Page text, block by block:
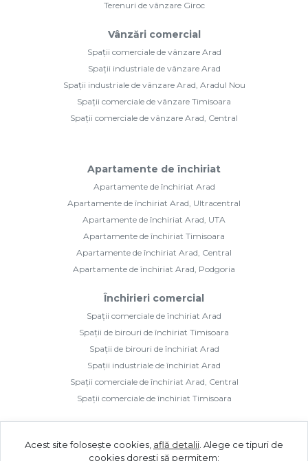
Terenuri de vânzare Giroc
Vânzări comercial
Spații comerciale de vânzare Arad
Spații industriale de vânzare Arad
Spații industriale de vânzare Arad, Aradul Nou
Spații comerciale de vânzare Timisoara
Spații comerciale de vânzare Arad, Central
Apartamente de închiriat
Apartamente de închiriat Arad
Apartamente de închiriat Arad, Ultracentral
Apartamente de închiriat Arad, UTA
Apartamente de închiriat Timisoara
Apartamente de închiriat Arad, Central
Apartamente de închiriat Arad, Podgoria
Închirieri comercial
Spații comerciale de închiriat Arad
Spații de birouri de închiriat Timisoara
Spații de birouri de închiriat Arad
Spații industriale de închiriat Arad
Spații comerciale de închiriat Arad, Central
Spații comerciale de închiriat Timisoara
Acest site folosește cookies, află detalii Alege ce tipuri de
cookies dorești să permitem: